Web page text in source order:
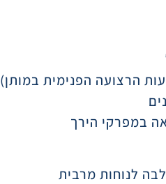
הרצועה הפנימית במותן)
במפרקי הירך
לנוחות מרבית